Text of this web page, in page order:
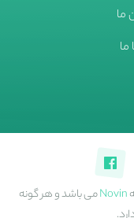
ما
Novinمی باشد و هر گونه